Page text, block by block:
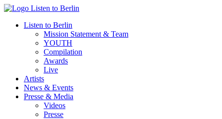
Zum
wechselnListen to Berlin
Mission Statement & Team
YOUTH
Compilation
Awards
Live
Artists
News & Events
Presse & Media
Videos
Presse